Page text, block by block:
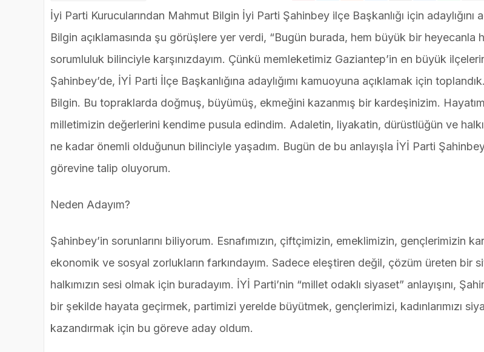
İyi Parti Kurucularından Mahmut Bilgin İyi Parti Şahinbey ilçe Başkanlığı için adaylığını
Bilgin açıklamasında şu görüşlere yer verdi, “Bugün burada, hem büyük bir heyecanla
sorumluluk bilinciyle karşınızdayım. Çünkü memleketimiz Gaziantep’in en büyük
Şahinbey’de, İYİ Parti İlçe Başkanlığına adaylığımı kamuoyuna açıklamak için
Bilgin. Bu topraklarda doğmuş, büyümüş, ekmeğini kazanmış bir kardeşinizim.
milletimizin değerlerini kendime pusula edindim. Adaletin, liyakatin, dürüstlüğün ve
ne kadar önemli olduğunun bilinciyle yaşadım. Bugün de bu anlayışla İYİ Parti Şahinbey
görevine talip oluyorum.
Neden Adayım?
Şahinbey’in sorunlarını biliyorum. Esnafımızın, çiftçimizin, emeklimizin, gençlerimizin
ekonomik ve sosyal zorlukların farkındayım. Sadece eleştiren değil, çözüm üreten bir
halkımızın sesi olmak için buradayım. İYİ Parti’nin “millet odaklı siyaset” anlayışını,
bir şekilde hayata geçirmek, partimizi yerelde büyütmek, gençlerimizi, kadınlarımızı
kazandırmak için bu göreve aday oldum.